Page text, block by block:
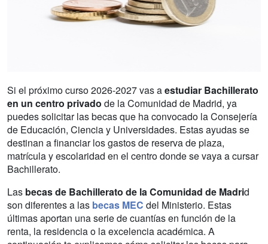
Si el próximo curso 2026-2027 vas aestudiar Bachillerato
en un centro privado de la Comunidad de Madrid, ya
puedes solicitar las becas que ha convocado la Consejería
de Educación, Ciencia y Universidades. Estas ayudas se
destinan a financiar los gastos de reserva de plaza,
matrícula y escolaridad en el centro donde se vaya a cursar
Bachillerato.
Las becas de Bachillerato de la Comunidad de Madrid
son diferentes a las becas MEC del Ministerio. Estas
últimas aportan una serie de cuantías en función de la
renta, la residencia o la excelencia académica. A